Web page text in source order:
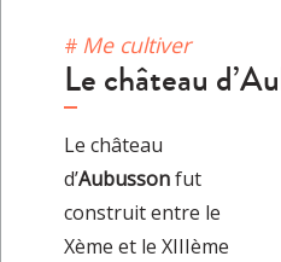
Me cultiver
Le château
Le château
d’Aubussonfut
construit entre le
Xème et le XIIIème